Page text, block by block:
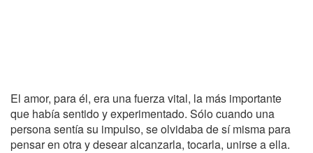
El amor, para él, era una fuerza vital, la más importante
que había sentido y experimentado. Sólo cuando una
persona sentía su impulso, se olvidaba de sí misma para
pensar en otra y desear alcanzarla, tocarla, unirse a ella.